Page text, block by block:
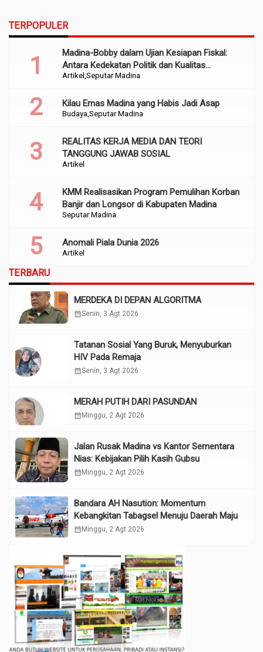
TERPOPULER
Artikel Seputar Madina
Madina-Bobby dalam Ujian Kesiapan Fiskal:
Antara Kedekatan Politik dan Kualitas
Perencanaan
Budaya Seputar Madina
Kilau Emas Madina yang Habis Jadi Asap
Artikel
REALITAS KERJA MEDIA DAN TEORI
TANGGUNG JAWAB SOSIAL
Seputar Madina
KMM Realisasikan Program Pemulihan Korban
Banjir dan Longsor di Kabupaten Madina
Artikel
Anomali Piala Dunia 2026
TERBARU
MERDEKA DI DEPAN ALGORITMA
calendar_monthSenin, 3 Agt 2026
Tatanan Sosial Yang Buruk, Menyuburkan
HIV Pada Remaja
calendar_monthSenin, 3 Agt 2026
MERAH PUTIH DARI PASUNDAN
calendar_month Minggu, 2 Agt 2026
Jalan Rusak Madina vs Kantor Sementara
Nias: Kebijakan Pilih Kasih Gubsu
calendar_month Minggu, 2 Agt 2026
Bandara AH Nasution: Momentum
Kebangkitan Tabagsel Menuju Daerah Maju
calendar_month Minggu, 2 Agt 2026